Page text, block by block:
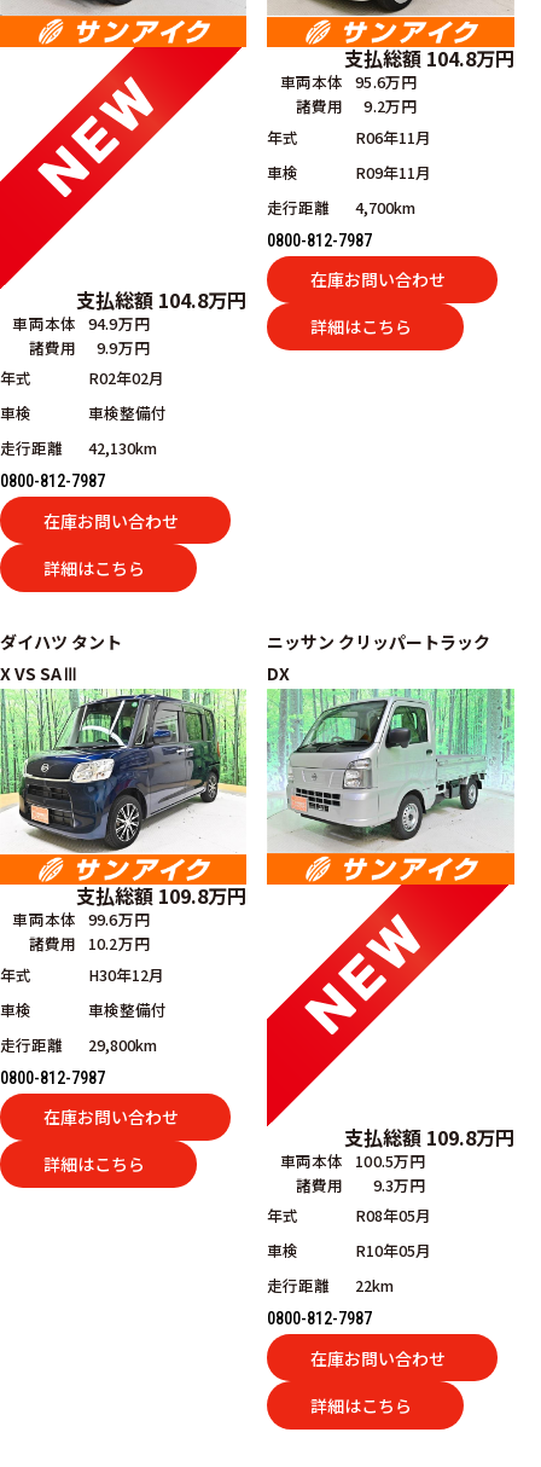
支払総額 104.8万円
車両本体 94.9万円
諸費用
9.9万円
年式
R02年02月
車検
車検整備付
走行距離
42,130km
0800-812-7987
在庫お問い合わせ
詳細はこちら
支払総額 104.8万円
車両本体 95.6万円
諸費用
9.2万円
年式
R06年11月
車検
R09年11月
走行距離
4,700km
0800-812-7987
在庫お問い合わせ
詳細はこちら
ダイハツ タント
X VS SAⅢ
支払総額 109.8万円
車両本体 99.6万円
諸費用
10.2万円
年式
H30年12月
車検
車検整備付
走行距離
29,800km
0800-812-7987
在庫お問い合わせ
詳細はこちら
ニッサン クリッパートラック
DX
支払総額 109.8万円
車両本体
100.5万円
諸費用
9.3万円
年式
R08年05月
車検
R10年05月
走行距離
22km
0800-812-7987
在庫お問い合わせ
詳細はこちら